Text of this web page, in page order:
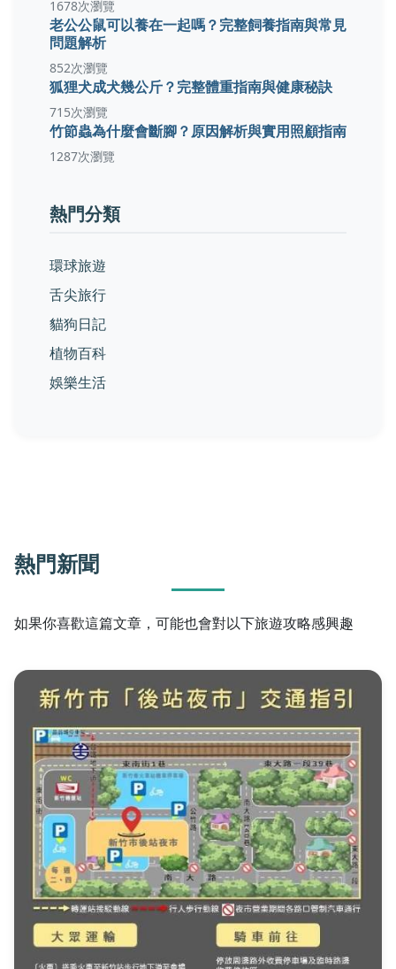
1678次瀏覽
老公公鼠可以養在一起嗎？完整飼養指南與常見
問題解析
852次瀏覽
狐狸犬成犬幾公斤？完整體重指南與健康秘訣
715次瀏覽
竹節蟲為什麼會斷腳？原因解析與實用照顧指南
1287次瀏覽
熱門分類
環球旅遊
舌尖旅行
貓狗日記
植物百科
娛樂生活
熱門新聞
如果你喜歡這篇文章，可能也會對以下旅遊攻略感興趣